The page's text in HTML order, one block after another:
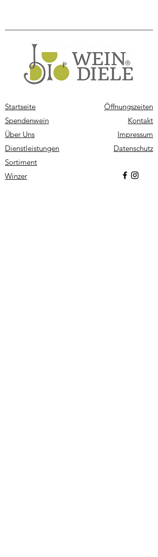
Startseite
Spendenwein
Über Uns
Dienstleistungen
Sortiment
Winzer
Öffnungszeiten
Kontakt
Impressum
Datenschutz